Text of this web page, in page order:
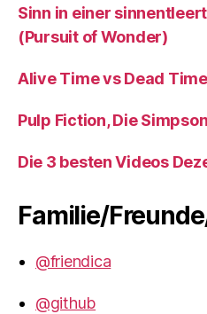
Sinn in einer
(Pursuit of Wonder)
Alive Time vs Dead Time
Pulp Fiction, Die
Die 3 besten Videos
Familie/
@friendica
@github